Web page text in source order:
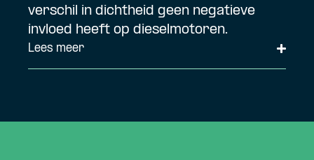
verschil in dichtheid geen negatieve
invloed heeft op dieselmotoren.
Lees meer